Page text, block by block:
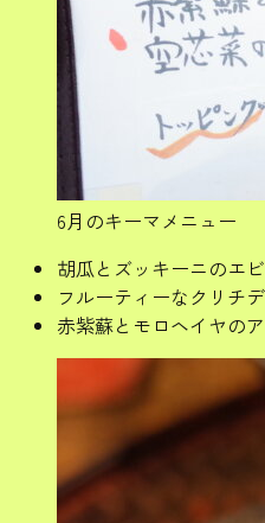
6月のキーマメニュー
胡瓜とズッキーニのエ
フルーティーなクリチ
赤紫蘇とモロヘイヤの